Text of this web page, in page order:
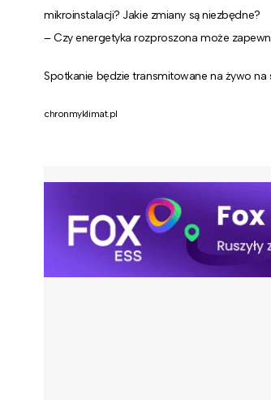
mikroinstalacji? Jakie zmiany są niezbędne?
– Czy energetyka rozproszona może
Spotkanie będzie transmitowane na żywo na
chronmyklimat.pl